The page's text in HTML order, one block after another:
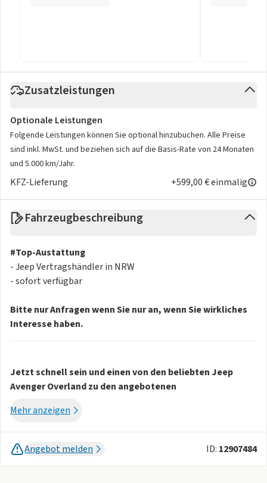
Zusatzleistungen
Optionale Leistungen
Folgende Leistungen können Sie optional hinzubuchen. Alle Preise
sind inkl. MwSt. und beziehen sich auf die Basis-Rate von 24 Monaten
und 5.000 km/Jahr.
KFZ-Lieferung +599,00 € einmalig
Fahrzeugbeschreibung
#Top-Austattung
- Jeep Vertragshändler in NRW
- sofort verfügbar
Bitte nur Anfragen wenn Sie nur an, wenn Sie wirkliches
Interesse haben.
Jetzt schnell sein und einen von den beliebten Jeep
Avenger Overland zu den angebotenen
Wie gehen davon aus, dass die Fahrzeuge schnell vergriffen
Mehr anzeigen
Angebot melden ID: 12907484